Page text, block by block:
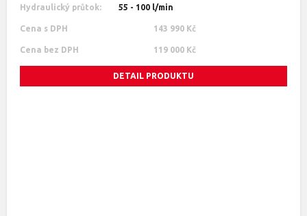
Hydraulický průtok: 55 - 100 l/min
Cena s DPH 143 990 Kč
Cena bez DPH 119 000 Kč
DETAIL PRODUKTU